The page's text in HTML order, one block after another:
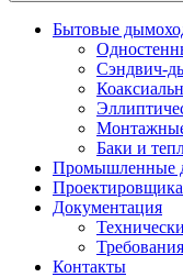
Бытовые
Сэндвич-
Баки и
Промышленные
Документация
Контакты